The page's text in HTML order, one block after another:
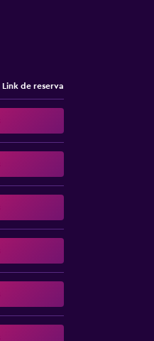
Link de reserva